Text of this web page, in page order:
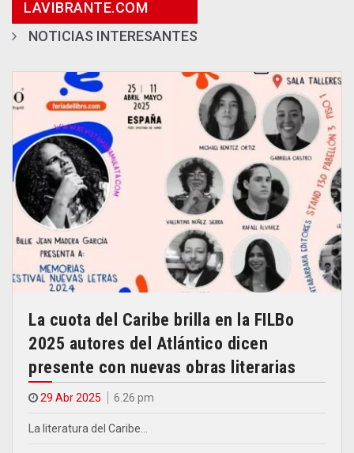
LAVIBRANTE.COM
NOTICIAS INTERESANTES
La cuota del Caribe brilla en la FILBo
2025 autores del Atlántico dicen
presente con nuevas obras literarias
29 Abr 2025 6.26 pm
La literatura del Caribe…